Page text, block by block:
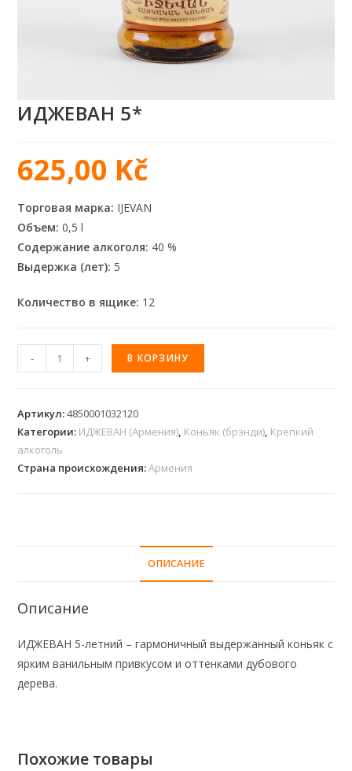
ИДЖЕВАН 5*
625,00 Kč
Торговая марка: IJEVAN
Объем: 0,5 l
Содержание алкоголя: 40 %
Выдержка (лет): 5
Количество в ящике: 12
- + В КОРЗИНУ
Артикул:4850001032120
Категории: ИДЖЕВАН (Армения), Коньяк (брэнди), Крепкий
алкоголь
Страна происхождения:Армения
ОПИСАНИЕ
Описание
ИДЖЕВАН 5-летний – гармоничный выдержанный коньяк с
ярким ванильным привкусом и оттенками дубового
дерева.
Похожие товары